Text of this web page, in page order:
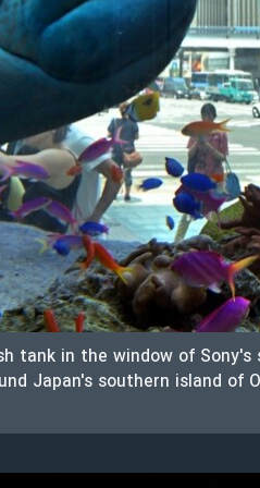
tank in the window of Sony's
Japan's southern island of